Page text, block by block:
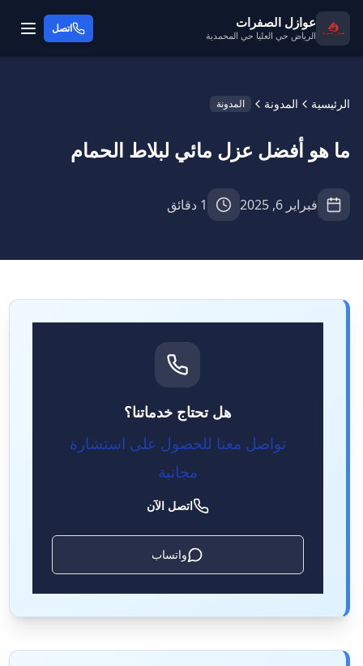
عوازل الصفرات
الرياض حي العليا حي المحمدية
اتصل
الرئيسية المدونة المدونة
ما هو أفضل عزل مائي لبلاط الحمام
فبراير 6, 2025 1 دقائق
هل تحتاج خدماتنا؟
تواصل معنا للحصول على استشارة
مجانية
اتصل الآن
واتساب